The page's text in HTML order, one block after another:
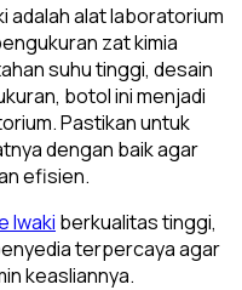
adalah alat laboratorium
zat kimia
suhu tinggi, desain
botol ini menjadi
Pastikan untuk
dengan baik agar
efisien.
Iwaki berkualitas tinggi,
terpercaya agar
keasliannya.